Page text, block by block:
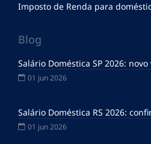
Imposto de Renda para
Blog
Salário Doméstica SP 2026:
01 jun 2026
Salário Doméstica RS 2026:
01 jun 2026